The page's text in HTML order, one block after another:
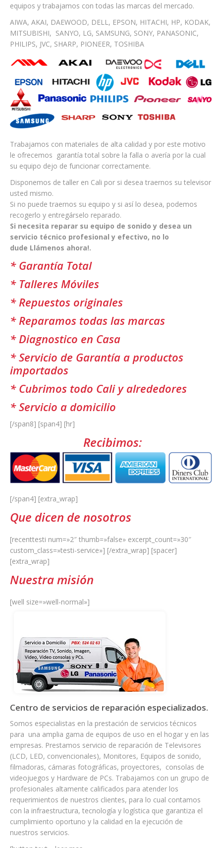
equipos y trabajamos con todas las marcas del mercado.
AIWA, AKAI, DAEWOOD, DELL, EPSON, HITACHI, HP, KODAK,
MITSUBISHI, SANYO, LG, SAMSUNG, SONY, PANASONIC,
PHILIPS, JVC, SHARP, PIONEER, TOSHIBA
Trabajamos con materiales de alta calidad y por este motivo
le ofrecemos garantía total sobre la falla o avería por la cual
su equipo dejo de funcionar correctamente.
Disponemos de taller en Cali por si desea traernos su televisor
usted mismo.
Si no puede traernos su equipo y si así lo desea, podemos
recogerlo y entregárselo reparado.
Si necesita reparar su equipo de sonido y desea un
servicio técnico profesional y efectivo, no lo
dude Llámenos ahora!.
* Garantía Total
* Talleres Móviles
* Repuestos originales
* Reparamos todas las marcas
* Diagnostico en Casa
* Servicio de Garantía a productos
importados
* Cubrimos todo Cali y alrededores
* Servicio a domicilio
[/span8] [span4] [hr]
Recibimos:
[/span4] [extra_wrap]
Que dicen de nosotros
[recenttesti num=»2″ thumb=»false» excerpt_count=»30″
custom_class=»testi-service»] [/extra_wrap] [spacer]
[extra_wrap]
Nuestra misión
[well size=»well-normal»]
Centro de servicios de reparación especializados.
Somos especialistas en la prestación de servicios técnicos
para una amplia gama de equipos de uso en el hogar y en las
empresas. Prestamos servicio de reparación de Televisores
(LCD, LED, convencionales), Monitores, Equipos de sonido,
filmadoras, cámaras fotográficas, proyectores, consolas de
videojuegos y Hardware de PCs. Trabajamos con un grupo de
profesionales altamente calificados para atender los
requerimientos de nuestros clientes, para lo cual contamos
con la infraestructura, tecnología y logística que garantiza el
cumplimiento oportuno y la calidad en la ejecución de
nuestros servicios.